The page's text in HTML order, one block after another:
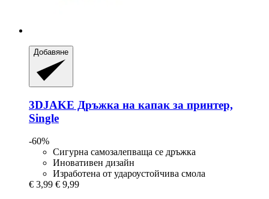
Добавяне
3DJAKE Дръжка на капак за принтер,
Single
-60%
Сигурна самозалепваща се дръжка
Иновативен дизайн
Изработена от удароустойчива смола
€ 3,99 € 9,99